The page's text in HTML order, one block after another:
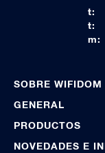
t:
t:
m:
SOBRE WIFIDOM
GENERAL
PRODUCTOS
NOVEDADES E